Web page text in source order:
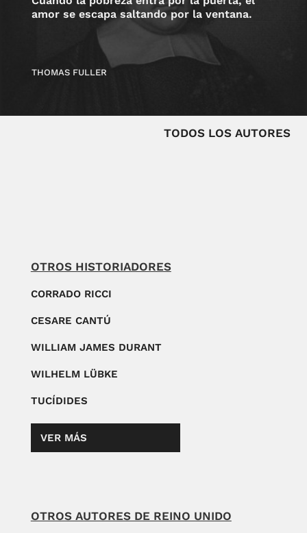
amor se escapa saltando por la ventana.
THOMAS FULLER
TODOS LOS AUTORES
OTROS HISTORIADORES
CORRADO RICCI
CESARE CANTÚ
WILLIAM JAMES DURANT
WILHELM LÜBKE
TUCÍDIDES
VER MÁS
OTROS AUTORES DE REINO UNIDO